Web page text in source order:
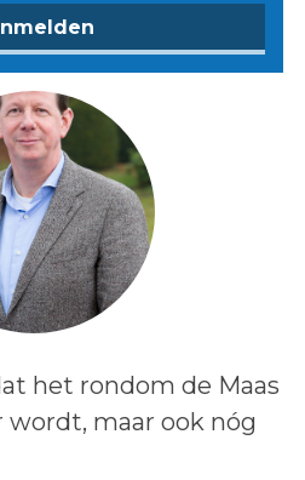
het rondom de Maas
maar ook nóg